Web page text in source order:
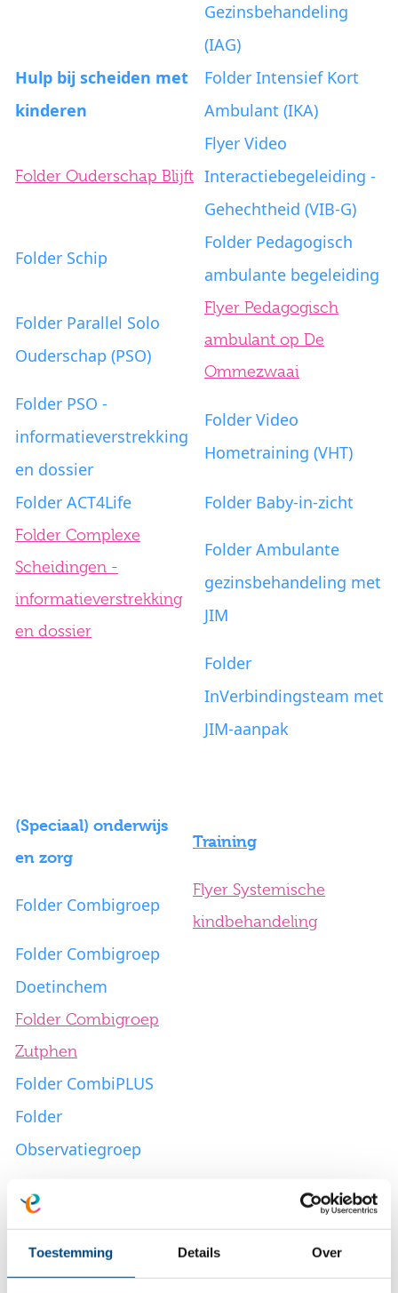
Toestemming Details Over
Gezinsbehandeling
(IAG)
Hulp bij scheiden met
kinderen
Folder Intensief Kort
Ambulant (IKA)
Folder Ouderschap Blijft
Flyer Video
Interactiebegeleiding -
Gehechtheid (VIB-G)
Folder Schip
Folder Pedagogisch
ambulante begeleiding
Folder Parallel Solo
Ouderschap (PSO)
Flyer Pedagogisch
ambulant op De
Ommezwaai
Folder PSO -
informatieverstrekking
en dossier
Folder Video
Hometraining (VHT)
Folder ACT4Life Folder Baby-in-zicht
Folder Complexe
Scheidingen -
informatieverstrekking
en dossier
Folder Ambulante
gezinsbehandeling met
JIM
Folder
InVerbindingsteam met
JIM-aanpak
(Speciaal) onderwijs
en zorg
Training
Folder Combigroep
Flyer Systemische
kindbehandeling
Folder Combigroep
Doetinchem
Folder Combigroep
Zutphen
Folder CombiPLUS
Folder
Observatiegroep
Pleegzorg en gezinshuis
Folder